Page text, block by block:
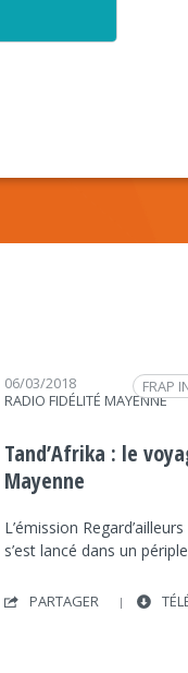
06/03/2018
RADIO FIDÉLITÉ MAYENNE
FRAP
Tand’Afrika : le
Mayenne
L’émission
s’est lancé dans un
PARTAGER